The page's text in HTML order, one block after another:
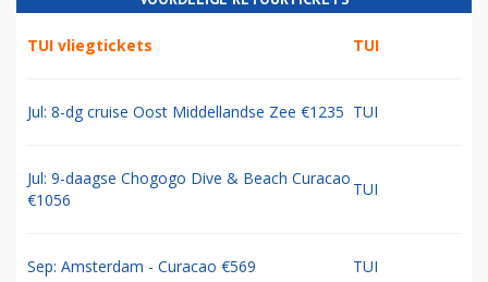
TUI vliegtickets TUI
Jul: 8-dg cruise Oost Middellandse Zee €1235 TUI
Jul: 9-daagse Chogogo Dive & Beach Curacao
€1056
TUI
Sep: Amsterdam - Curacao €569 TUI